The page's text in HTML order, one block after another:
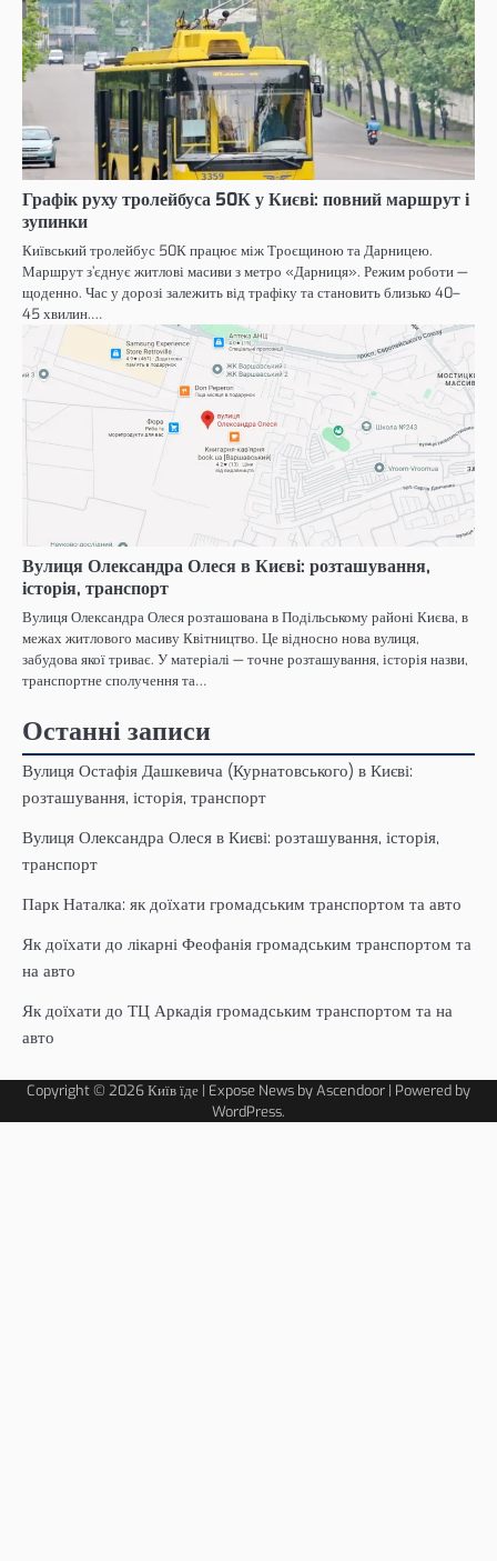
Графік руху тролейбуса 50К у Києві: повний маршрут і
зупинки
Київський тролейбус 50К працює між Троєщиною та Дарницею.
Маршрут з’єднує житлові масиви з метро «Дарниця». Режим роботи —
щоденно. Час у дорозі залежить від трафіку та становить близько 40–
45 хвилин.…
Вулиця Олександра Олеся в Києві: розташування,
історія, транспорт
Вулиця Олександра Олеся розташована в Подільському районі Києва, в
межах житлового масиву Квітництво. Це відносно нова вулиця,
забудова якої триває. У матеріалі — точне розташування, історія назви,
транспортне сполучення та…
Останні записи
Вулиця Остафія Дашкевича (Курнатовського) в Києві:
розташування, історія, транспорт
Вулиця Олександра Олеся в Києві: розташування, історія,
транспорт
Парк Наталка: як доїхати громадським транспортом та авто
Як доїхати до лікарні Феофанія громадським транспортом та
на авто
Як доїхати до ТЦ Аркадія громадським транспортом та на
авто
Copyright © 2026Київ їде | Expose News byAscendoor | Powered by
WordPress.